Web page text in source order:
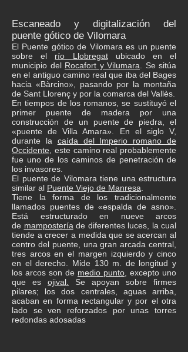
Escaneado y digitalización del
puente gótico de Vilomara
El Puente gótico de Vilomara es un puente
sobre el río Llobregatubicado en el
municipio del Rocafort y Vilumara . Se sitúa
en el antiguo camino real que iba del Bages
hacia «Bàrcino», pasando por la montaña
de Sant Llorenç y por la comarca del Vallès.
En tiempos de los romanos, se sustituyó el
primer puente de madera por una
construcción de un puente de piedra, el
«puente de Villa Amara». En el siglo V,
durante la caída del Imperio romano de
Occidente , este camino real probablemente
fue uno de los caminos de penetración de
los invasores.
El puente de Vilomara tiene una estructura
similar al Puente Viejo de Manresa
Tiene la forma de los tradicionalmente
llamados puentes de «espalda de asno».
Está estructurado en nueve arcos
de mampostería de diferentes luces, la cual
tiende a crecer a medida que se acercan al
centro del puente, una gran arcada central,
tres arcos en el margen izquierdo y cinco
en el derecho. Mide 130 m. de longitud y
los arcos son de medio punto , excepto uno
que es ojival.
Se apoyan sobre firmes
pilares; los dos centrales, aguas arriba,
acaban en forma rectangular y por el otra
lado se ven reforzados por unas torres
redondas adosadas